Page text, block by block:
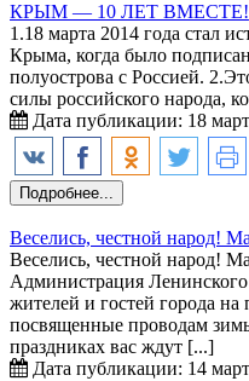
КРЫМ — 10 ЛЕТ ВМЕСТЕ!
1.18 марта 2014 года стал
Крыма, когда было
полуострова с Россией.
силы российского народа,
Дата публикации: 18
Подробнее...
Веселись, честной народ!
Веселись, честной народ!
Администрация
жителей и гостей города на
посвященные проводам
праздниках вас ждут [...]
Дата публикации: 14